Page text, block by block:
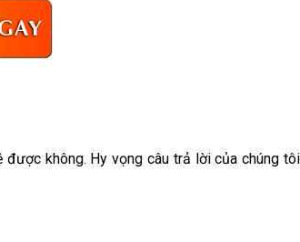
không. Hy vọng câu trả lời của chúng